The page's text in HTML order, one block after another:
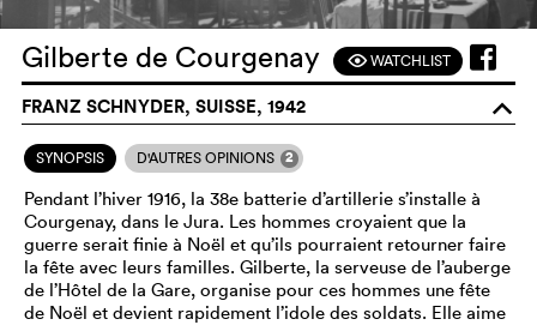
Gilberte de Courgenay FWATCHLIST
FRANZ SCHNYDER, SUISSE, 1942 o
SYNOPSIS D'AUTRES OPINIONS 2
Pendant l’hiver 1916, la 38e batterie d’artillerie s’installe à
Courgenay, dans le Jura. Les hommes croyaient que la
guerre serait finie à Noël et qu’ils pourraient retourner faire
la fête avec leurs familles. Gilberte, la serveuse de l’auberge
de l’Hôtel de la Gare, organise pour ces hommes une fête
de Noël et devient rapidement l’idole des soldats. Elle aime